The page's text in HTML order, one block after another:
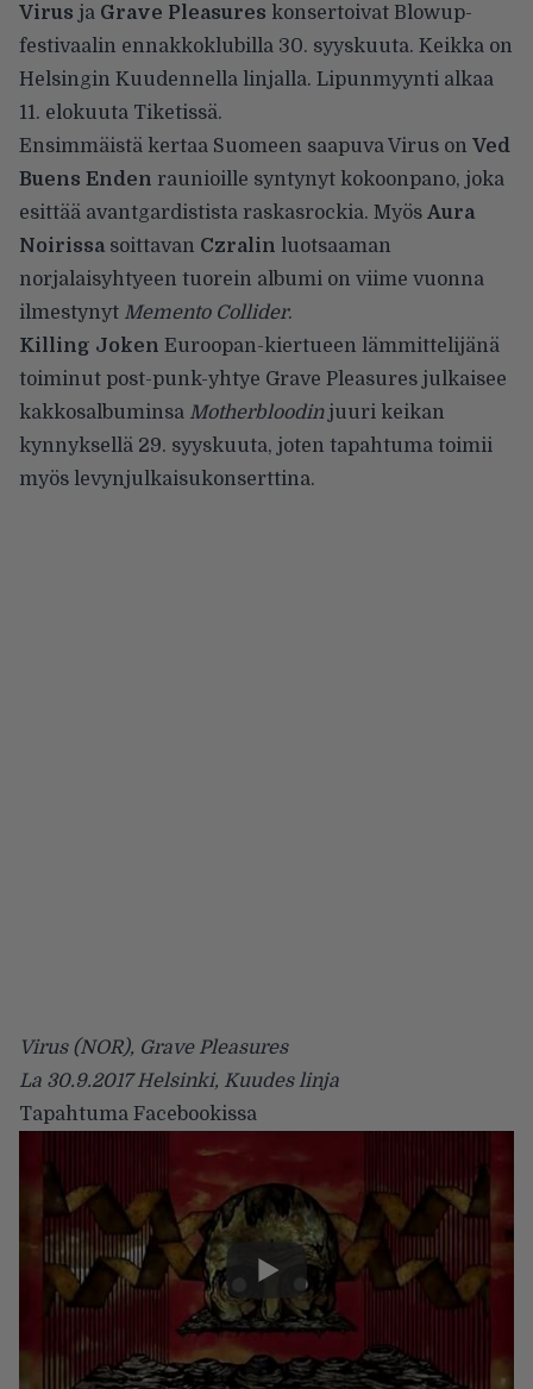
Virus ja Grave Pleasures konsertoivat Blowup-
festivaalin ennakkoklubilla 30. syyskuuta. Keikka on
Helsingin Kuudennella linjalla. Lipunmyynti alkaa
11. elokuuta Tiketissä.
Ensimmäistä kertaa Suomeen saapuva Virus on Ved
Buens Enden raunioille syntynyt kokoonpano, joka
esittää avantgardistista raskasrockia. Myös Aura
Noirissasoittavan Czralin luotsaaman
norjalaisyhtyeen tuorein albumi on viime vuonna
ilmestynyt Memento Collider.
Killing Joken Euroopan-kiertueen lämmittelijänä
toiminut post-punk-yhtye Grave Pleasures julkaisee
kakkosalbuminsa Motherbloodinjuuri keikan
kynnyksellä 29. syyskuuta, joten tapahtuma toimii
myös levynjulkaisukonserttina.
Virus (NOR), Grave Pleasures
La 30.9.2017 Helsinki, Kuudes linja
Tapahtuma Facebookissa